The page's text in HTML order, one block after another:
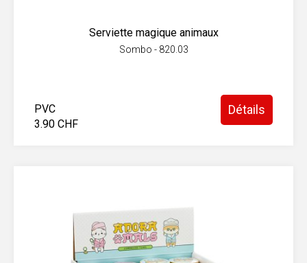
Serviette magique animaux
Sombo - 820.03
PVC
3.90 CHF
Détails